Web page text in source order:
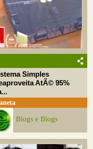
Simples
AtÃ© 95%
Blogs e Blogs